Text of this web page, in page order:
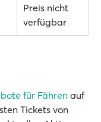
Preis nicht
verfügbar
für Fährenauf
Tickets von